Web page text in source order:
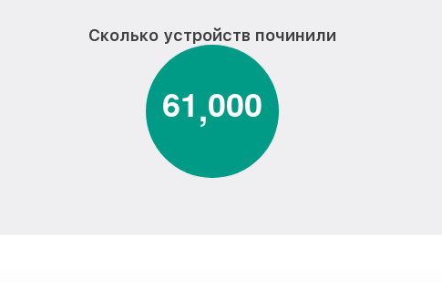
Сколько устройств починили
61,000